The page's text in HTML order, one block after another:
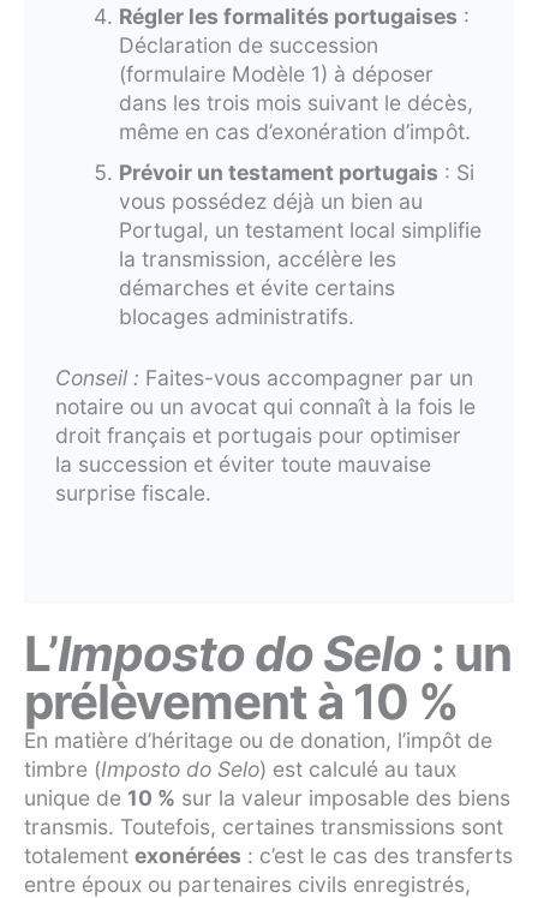
Régler les formalités portugaises :
Déclaration de succession
(formulaire Modèle 1) à déposer
dans les trois mois suivant le décès,
même en cas d’exonération d’impôt.
Prévoir un testament portugais : Si
vous possédez déjà un bien au
Portugal, un testament local simplifie
la transmission, accélère les
démarches et évite certains
blocages administratifs.
Conseil : Faites-vous accompagner par un
notaire ou un avocat qui connaît à la fois le
droit français et portugais pour optimiser
la succession et éviter toute mauvaise
surprise fiscale.
L’Imposto do Selo : un
prélèvement à 10 %
En matière d’héritage ou de donation, l’impôt de
timbre (Imposto do Selo) est calculé au taux
unique de 10 % sur la valeur imposable des biens
transmis. Toutefois, certaines transmissions sont
totalement exonérées : c’est le cas des transferts
entre époux ou partenaires civils enregistrés,